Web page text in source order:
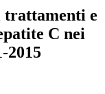
trattamenti e
C nei
2015